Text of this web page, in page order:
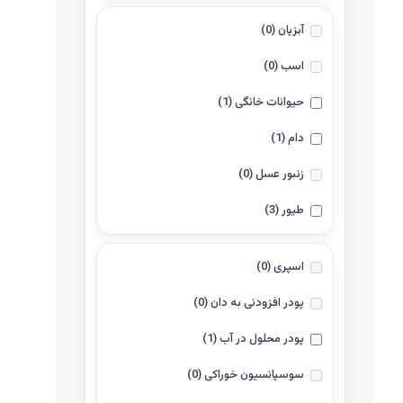
آبزیان(0)
اسب(0)
حیوانات خانگی(1)
دام(1)
زنبور عسل(0)
طیور(3)
اسپری(0)
پودر افزودنی به دان(0)
پودر محلول در آب(1)
سوسپانسیون خوراکی(0)